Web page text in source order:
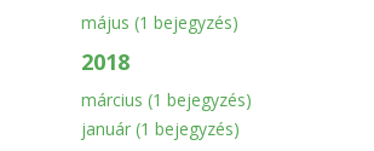
május (1 bejegyzés)
2018
március (1 bejegyzés)
január (1 bejegyzés)